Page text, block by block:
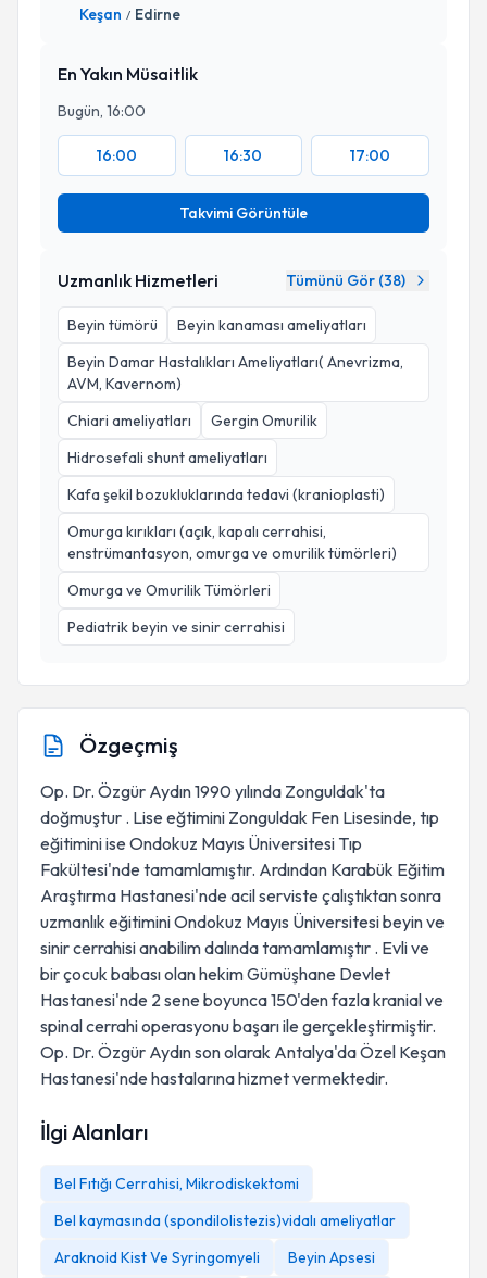
Keşan / Edirne
En Yakın Müsaitlik
Bugün, 16:00
16:00 16:30 17:00
Takvimi Görüntüle
Uzmanlık Hizmetleri Tümünü Gör (38)
Beyin tümörü
Beyin kanaması ameliyatları
Beyin Damar Hastalıkları Ameliyatları( Anevrizma,
AVM, Kavernom)
Chiari ameliyatları
Gergin Omurilik
Hidrosefali shunt ameliyatları
Kafa şekil bozukluklarında tedavi (kranioplasti)
Omurga kırıkları (açık, kapalı cerrahisi,
enstrümantasyon, omurga ve omurilik tümörleri)
Omurga ve Omurilik Tümörleri
Pediatrik beyin ve sinir cerrahisi
Özgeçmiş
Op. Dr. Özgür Aydın 1990 yılında Zonguldak'ta
doğmuştur . Lise eğtimini Zonguldak Fen Lisesinde, tıp
eğitimini ise Ondokuz Mayıs Üniversitesi Tıp
Fakültesi'nde tamamlamıştır. Ardından Karabük Eğitim
Araştırma Hastanesi'nde acil serviste çalıştıktan sonra
uzmanlık eğitimini Ondokuz Mayıs Üniversitesi beyin ve
sinir cerrahisi anabilim dalında tamamlamıştır . Evli ve
bir çocuk babası olan hekim Gümüşhane Devlet
Hastanesi'nde 2 sene boyunca 150'den fazla kranial ve
spinal cerrahi operasyonu başarı ile gerçekleştirmiştir.
Op. Dr. Özgür Aydın son olarak Antalya'da Özel Keşan
Hastanesi'nde hastalarına hizmet vermektedir.
İlgi Alanları
Bel Fıtığı Cerrahisi, Mikrodiskektomi
Bel kaymasında (spondilolistezis)vidalı ameliyatlar
Araknoid Kist Ve Syringomyeli
Beyin Apsesi